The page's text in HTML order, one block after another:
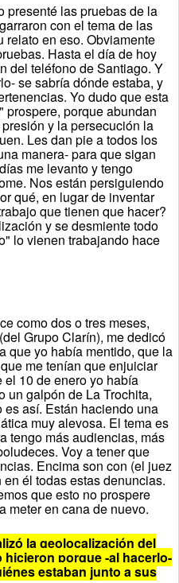
presenté las pruebas de la
con el tema de las
relato en eso. Obviamente
Hasta el día de hoy
del teléfono de Santiago. Y
se sabría dónde estaba, y
Yo dudo que esta
porque abundan
y la persecución la
Les dan pie a todos los
manera- para que sigan
me levanto y tengo
Nos están persiguiendo
qué, en lugar de inventar
que tienen que hacer?
y se desmiente todo
lo vienen trabajando hace
como dos o tres meses,
Grupo Clarín), me dedicó
que yo había mentido, que la
me tenían que enjuiciar
10 de enero yo había
un galpón de La Trochita,
así. Están haciendo una
muy alevosa. El tema es
tengo más audiencias, más
Voy a tener que
Encima son con (el juez
él todas estas denuncias.
que esto no prospere
meter en cana de nuevo.
la geolocalización del
porque -al hacerlo-
estaban junto a sus